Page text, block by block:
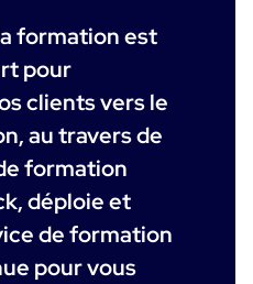
logs
données
web
- Démo Produit
formation est
pour
clients vers le
au travers de
formation
déploie et
de formation
pour vous